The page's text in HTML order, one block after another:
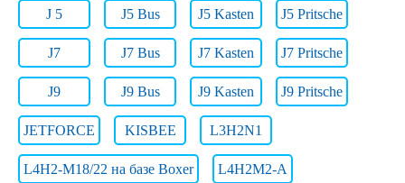
J 5 J5 Bus J5 Kasten J5 Pritsche
J7 J7 Bus J7 Kasten J7 Pritsche
J9 J9 Bus J9 Kasten J9 Pritsche
JETFORCE KISBEE L3H2N1
L4H2-M18/22 на базе Boxer L4H2M2-A